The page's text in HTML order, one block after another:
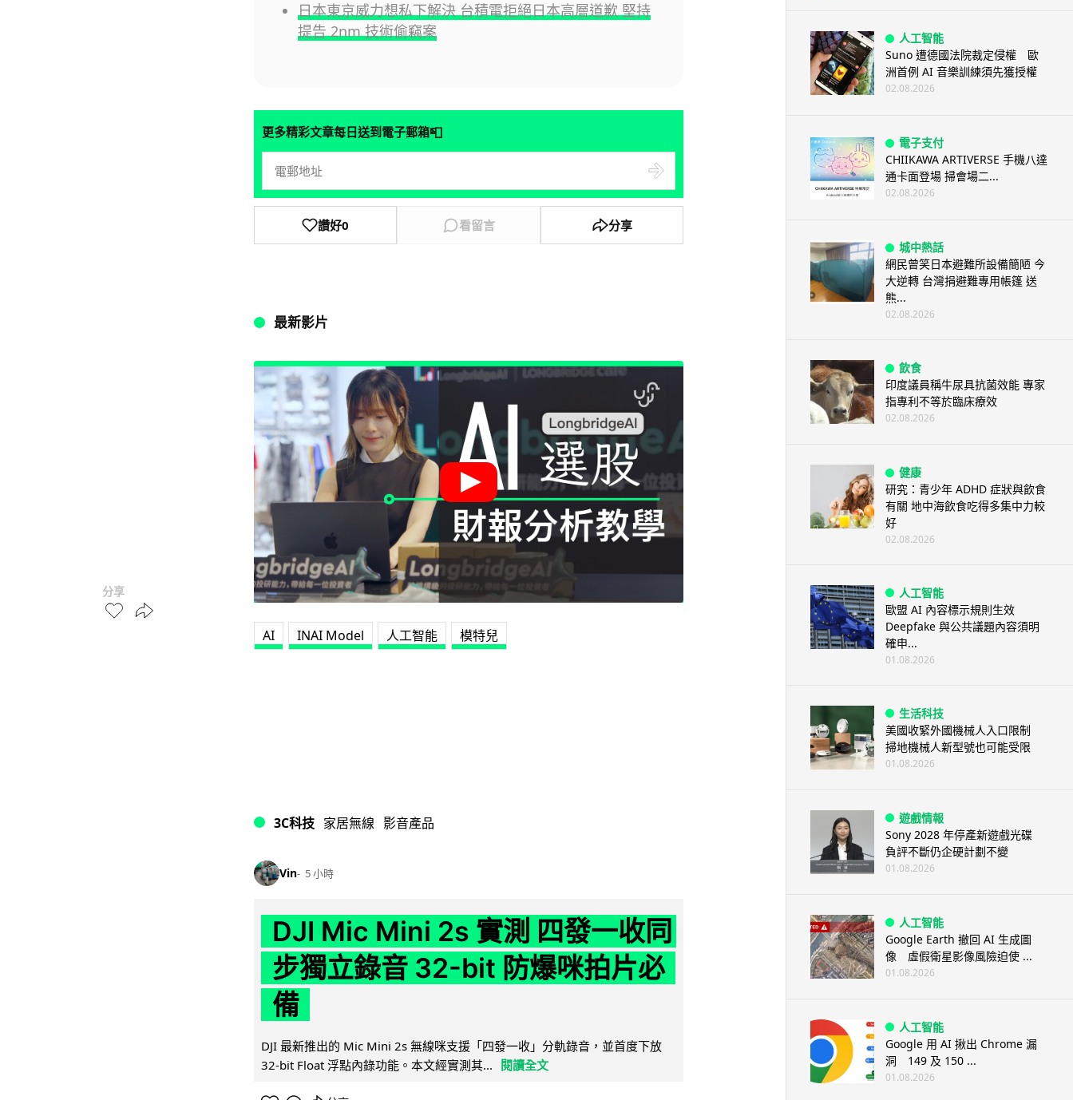
分享
日本東京威力想私下解決 台積電拒絕日本高層道歉 堅持
提告 2nm 技術偷竊案
更多精彩文章每日送到電子郵箱📮
讚好0 看留言 分享
最新影片
AI INAI Model 人工智能 模特兒
3C科技 家居無線 影音產品
Vin 5 小時
DJI Mic Mini 2s 實測 四發一收同
步獨立錄音 32-bit 防爆咪拍片必
備
DJI 最新推出的 Mic Mini 2s 無線咪支援「四發一收」分軌錄音，並首度下放
32-bit Float 浮點內錄功能。本文經實測其... 閱讀全文
人工智能
Suno 遭德國法院裁定侵權 歐
洲首例 AI 音樂訓練須先獲授權
02.08.2026
電子支付
CHIIKAWA ARTIVERSE 手機八達
通卡面登場 掃會場二...
02.08.2026
城中熱話
網民曾笑日本避難所設備簡陋 今
大逆轉 台灣捐避難專用帳篷 送
熊...
02.08.2026
飲食
印度議員稱牛尿具抗菌效能 專家
指專利不等於臨床療效
02.08.2026
健康
研究：青少年 ADHD 症狀與飲食
有關 地中海飲食吃得多集中力較
好
02.08.2026
人工智能
歐盟 AI 內容標示規則生效
Deepfake 與公共議題內容須明
確申...
01.08.2026
生活科技
美國收緊外國機械人入口限制
掃地機械人新型號也可能受限
01.08.2026
遊戲情報
Sony 2028 年停產新遊戲光碟
負評不斷仍企硬計劃不變
01.08.2026
人工智能
Google Earth 撤回 AI 生成圖
像 虛假衛星影像風險迫使 ...
01.08.2026
人工智能
Google 用 AI 揪出 Chrome 漏
洞 149 及 150 ...
01.08.2026